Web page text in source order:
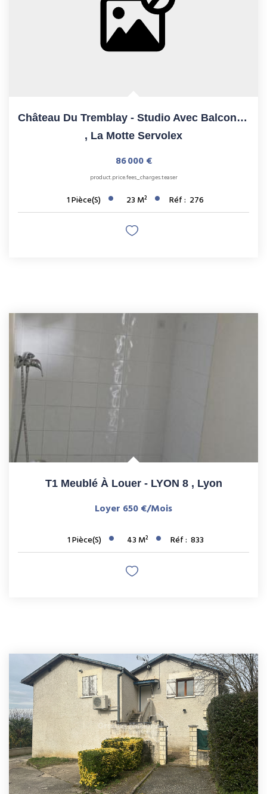
Château Du Tremblay - Studio Avec Balcon Et Vue Panoramique...
, La Motte Servolex
86 000 €
product.price.fees_charges.teaser
1Pièce(s) 23 M² Réf : 276
T1 Meublé À Louer - LYON 8 , Lyon
Loyer 650 €/mois
1Pièce(s) 43 M² Réf : 833